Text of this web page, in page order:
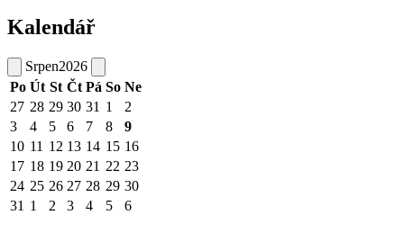
Kalendář
Srpen2026
Po Út St Čt Pá So Ne
27 28 29 30 31 1
2
3
4 5 6 7 8
9
10 11 12 13 14 15 16
17 18 19 20 21 22 23
24 25 26 27 28 29 30
31 1 2 3 4 5 6